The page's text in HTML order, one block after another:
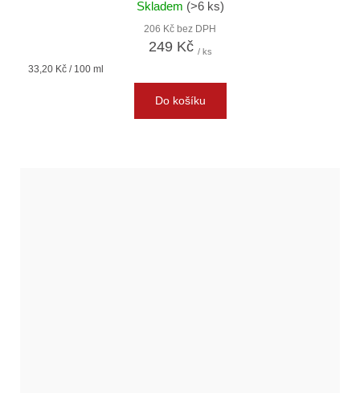
Skladem (>6 ks)
206 Kč bez DPH
249 Kč / ks
Měrná
33,20 Kč / 100 ml
Do košíku